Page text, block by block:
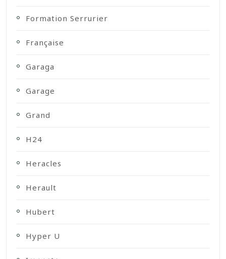
Formation Serrurier
Française
Garaga
Garage
Grand
H24
Heracles
Herault
Hubert
Hyper U